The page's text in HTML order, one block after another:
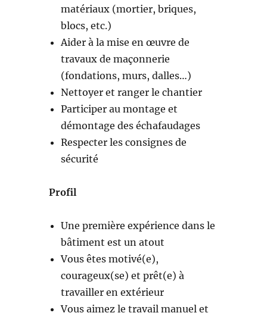
matériaux (mortier, briques,
blocs, etc.)
Aider à la mise en œuvre de
travaux de maçonnerie
(fondations, murs, dalles…)
Nettoyer et ranger le chantier
Participer au montage et
démontage des échafaudages
Respecter les consignes de
sécurité
Profil
Une première expérience dans le
bâtiment est un atout
Vous êtes motivé(e),
courageux(se) et prêt(e) à
travailler en extérieur
Vous aimez le travail manuel et